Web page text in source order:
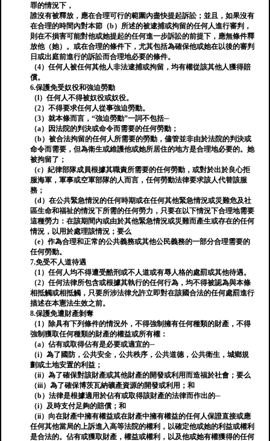
罪的情況下，
誰沒有被釋放，應在合理可行的範圍內盡快提起訴訟；並且，如果沒有
在合理的時間內對本節（b）所述的被逮捕或拘留的任何人進行審判，
則在不損害可能對他或她提起的任何進一步訴訟的前提下，應無條件釋
放他（她）。或在合理的條件下，尤其包括為確保他或她在以後的審判
日或出庭前進行的訴訟而合理地必要的條件。
（4）任何人被任何其他人非法逮捕或拘留，均有權從該其他人獲得賠
償。
6.保護免受奴役和強迫勞動
（l）任何人不得被奴役或奴役。
（2）不得要求任何人從事強迫勞動。
（3）就本條而言，“強迫勞動”一詞不包括─
（a）因法院的判決或命令而需要的任何勞動；
（b）被合法拘留的任何人所需要的勞動，儘管並非由於法院的判決或
命令而需要，但為衛生或維護他或她所居住的地方是合理地必要的。她
被拘留了；
（c）紀律部隊成員根據其職責所需要的任何勞動，或對於出於良心拒
服海軍，軍事或空軍部隊的人而言，任何勞動法律要求該人代替該服
務；
（d）在公共緊急情況的任何時期或在任何其他緊急情況或災難危及社
區生命和福祉的情況下所需的任何勞力，只要在以下情況下合理地需要
這種勞力：在該期間內或由於其他緊急情況或災難而產生或存在的任何
情況，以用於處理該情況；要么
（e）作為合理和正常的公共義務或其他公民義務的一部分合理需要的
任何勞動。
7.免受不人道待遇
（1）任何人均不得遭受酷刑或不人道或有辱人格的處罰或其他待遇。
（2）任何法律所包含或根據其執行的任何行為，均不得被認為與本條
相抵觸或相抵觸，只要所涉法律允許立即對在該國合法的任何處罰進行
描述在本憲法生效之前。
8.保護免遭財產剝奪
（1）除具有下列條件的情況外，不得強制擁有任何種類的財產，不得
強制獲取任何種類的財產的權益或所有權：
（a）佔有或取得佔有是必要或適宜的─
（i）為了國防，公共安全，公共秩序，公共道德，公共衛生，城鄉規
劃或土地安置的利益；
（ii）為了確保對該財產或其他財產的開發或利用而造福於社會；要么
（iii）為了確保博茨瓦納礦產資源的開發或利用；和
（b）法律是根據適用於佔有或取得該財產的法律而作出的─
（i）及時支付足夠的賠償；和
（ii）向在財產中擁有權益或在財產中擁有權益的任何人保證直接或應
任何其他當局的上訴進入高等法院的權利，以確定他或她的利益或權利
是合法的。佔有或獲取財產，權益或權利，以及他或她有權獲得的任何